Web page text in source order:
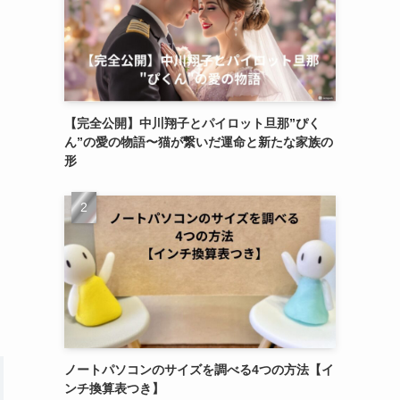
【完全公開】中川翔子とパイロット旦那”ぴく
ん”の愛の物語〜猫が繋いだ運命と新たな家族の
形
ノートパソコンのサイズを調べる4つの方法【イ
ンチ換算表つき】